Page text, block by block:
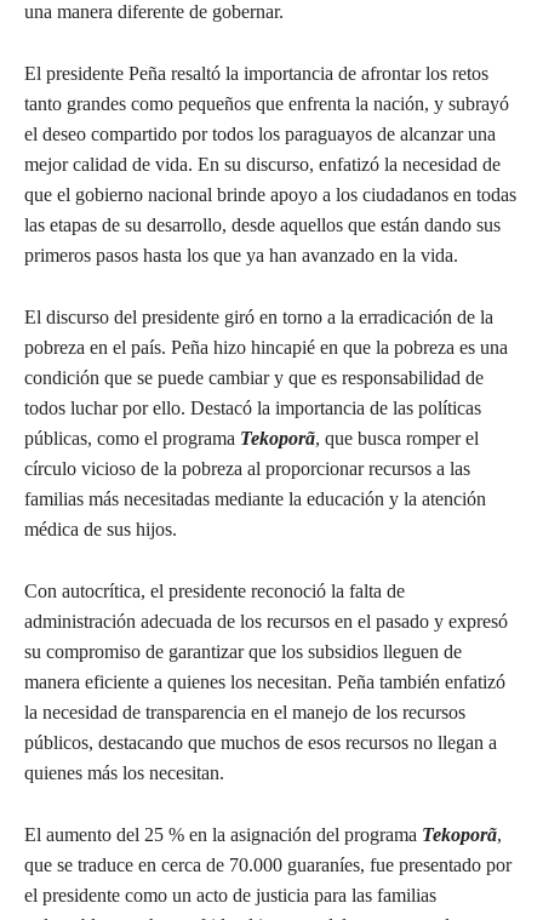
una manera diferente de gobernar.
El presidente Peña resaltó la importancia de afrontar los retos
tanto grandes como pequeños que enfrenta la nación, y subrayó
el deseo compartido por todos los paraguayos de alcanzar una
mejor calidad de vida. En su discurso, enfatizó la necesidad de
que el gobierno nacional brinde apoyo a los ciudadanos en todas
las etapas de su desarrollo, desde aquellos que están dando sus
primeros pasos hasta los que ya han avanzado en la vida.
El discurso del presidente giró en torno a la erradicación de la
pobreza en el país. Peña hizo hincapié en que la pobreza es una
condición que se puede cambiar y que es responsabilidad de
todos luchar por ello. Destacó la importancia de las políticas
públicas, como el programa Tekoporã, que busca romper el
círculo vicioso de la pobreza al proporcionar recursos a las
familias más necesitadas mediante la educación y la atención
médica de sus hijos.
Con autocrítica, el presidente reconoció la falta de
administración adecuada de los recursos en el pasado y expresó
su compromiso de garantizar que los subsidios lleguen de
manera eficiente a quienes los necesitan. Peña también enfatizó
la necesidad de transparencia en el manejo de los recursos
públicos, destacando que muchos de esos recursos no llegan a
quienes más los necesitan.
El aumento del 25 % en la asignación del programa Tekoporã,
que se traduce en cerca de 70.000 guaraníes, fue presentado por
el presidente como un acto de justicia para las familias